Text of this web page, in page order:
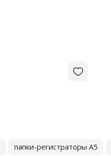
папки-регистраторы А5